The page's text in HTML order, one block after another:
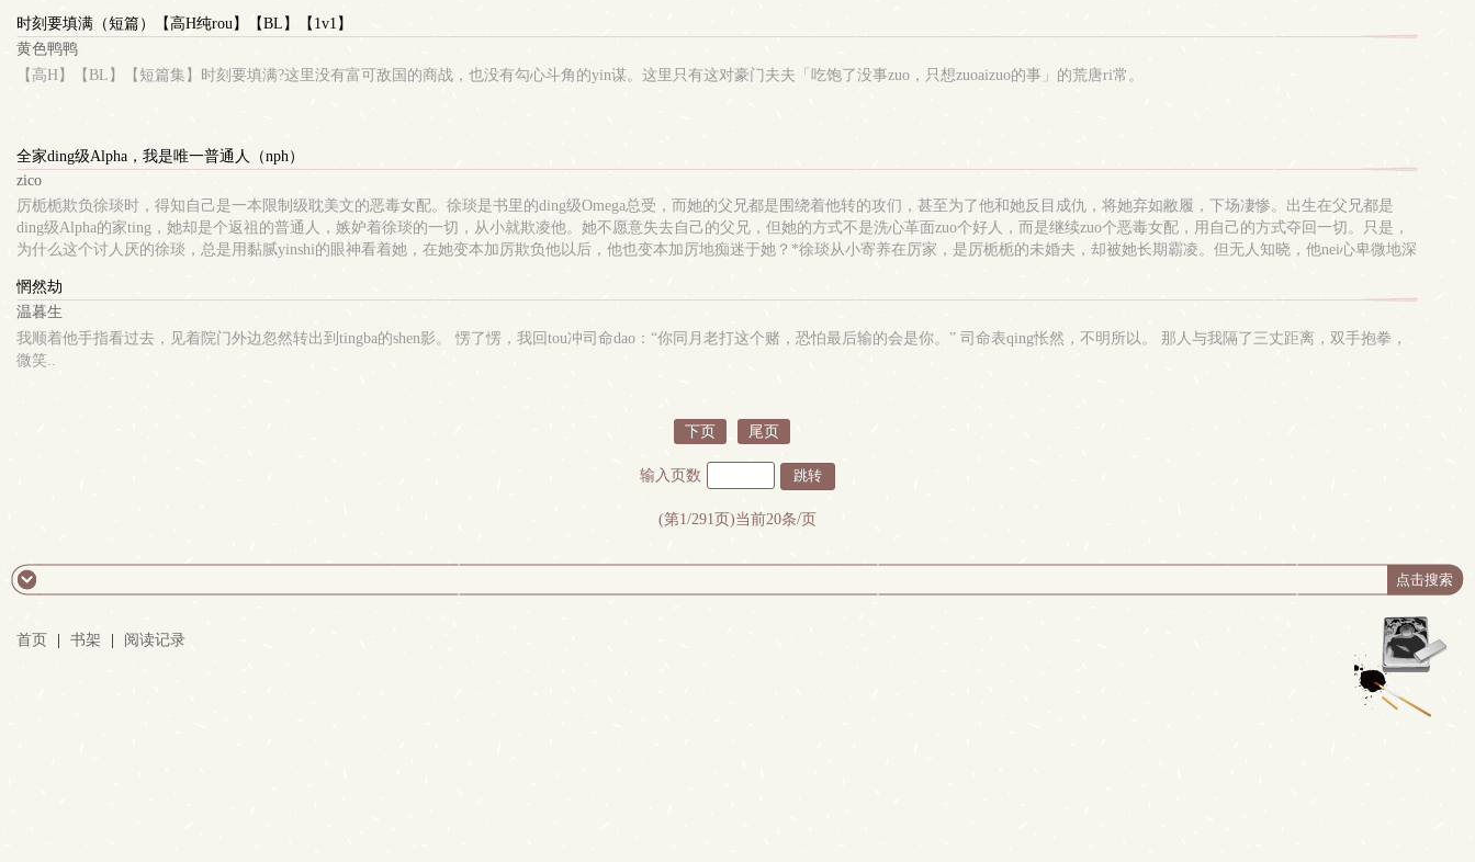
时刻要填满（短篇）【高H纯rou】【BL】【1v1】
黄色鸭鸭
【高H】【BL】【短篇集】时刻要填满?这里没有富可敌国的商战，也没有勾心斗角的yin谋。这里只有这对豪门夫夫「吃饱了没事zuo，只想zuoaizuo的事」的荒唐ri常。
全家ding级Alpha，我是唯一普通人（nph）
zico
厉栀栀欺负徐琰时，得知自己是一本限制级耽美文的恶毒女配。徐琰是书里的ding级Omega总受，而她的父兄都是围绕着他转的攻们，甚至为了他和她反目成仇，将她弃如敝履，下场凄惨。出生在父兄都是
ding级Alpha的家ting，她却是个返祖的普通人，嫉妒着徐琰的一切，从小就欺凌他。她不愿意失去自己的父兄，但她的方式不是洗心革面zuo个好人，而是继续zuo个恶毒女配，用自己的方式夺回一切。只是，
为什么这个讨人厌的徐琰，总是用黏腻yinshi的眼神看着她，在她变本加厉欺负他以后，他也变本加厉地痴迷于她？*徐琰从小寄养在厉家，是厉栀栀的未婚夫，却被她长期霸凌。但无人知晓，他nei心卑微地深
喜欢，后期分化为Alpha*没有gb，bl
惘然劫
温暮生
我顺着他手指看过去，见着院门外边忽然转出到tingba的shen影。 愣了愣，我回tou冲司命dao：“你同月老打这个赌，恐怕最后输的会是你。” 司命表qing怅然，不明所以。 那人与我隔了三丈距离，双手抱拳，
微笑..
下页 尾页
输入页数
(第1/291页)当前20条/页
首页 书架 阅读记录